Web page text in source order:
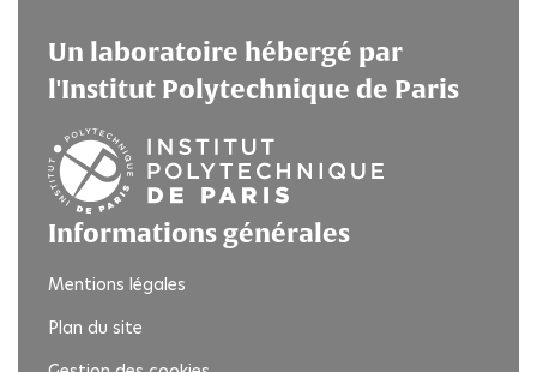
Un laboratoire hébergé par
l'Institut Polytechnique de Paris
Informations générales
Mentions légales
Plan du site